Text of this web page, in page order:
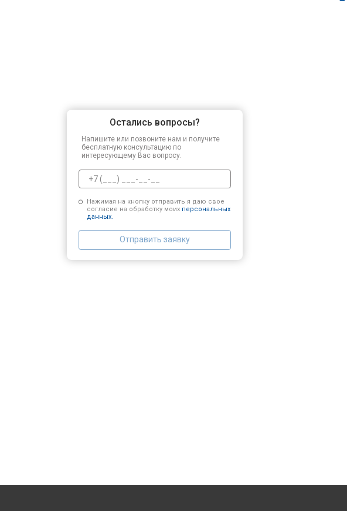
Остались вопросы?
Напишите или позвоните нам и получите
бесплатную консультацию по
интересующему Вас вопросу.
Нажимая на кнопку отправить я даю свое
согласие на обработку моих персональных
данных.
Отправить заявку